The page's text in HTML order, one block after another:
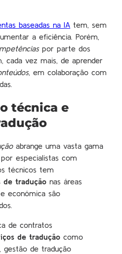
baseadas na IA tem, sem
a eficiência. Porém,
por parte dos
cada vez mais, de aprender
, em colaboração com
técnica e
abrange uma vasta gama
por especialistas com
técnicos tem
de traduçãonas áreas
económica são
de contratos
de traduçãocomo
gestão de tradução